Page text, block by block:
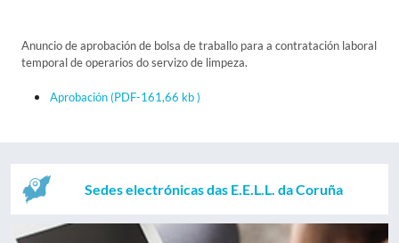
Anuncio de aprobación de bolsa de traballo para a contratación laboral
temporal de operarios do servizo de limpeza.
Aprobación(PDF-161,66 kb )
Sedes electrónicas das E.E.L.L. da Coruña